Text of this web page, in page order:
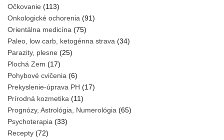
Očkovanie (113)
Onkologické ochorenia (91)
Orientálna medicína (75)
Paleo, low carb, ketogénna strava (34)
Parazity, plesne (25)
Plochá Zem (17)
Pohybové cvičenia (6)
Prekyslenie-úprava PH (17)
Prírodná kozmetika (11)
Prognózy, Astrológia, Numerológia (65)
Psychoterapia (33)
Recepty (72)